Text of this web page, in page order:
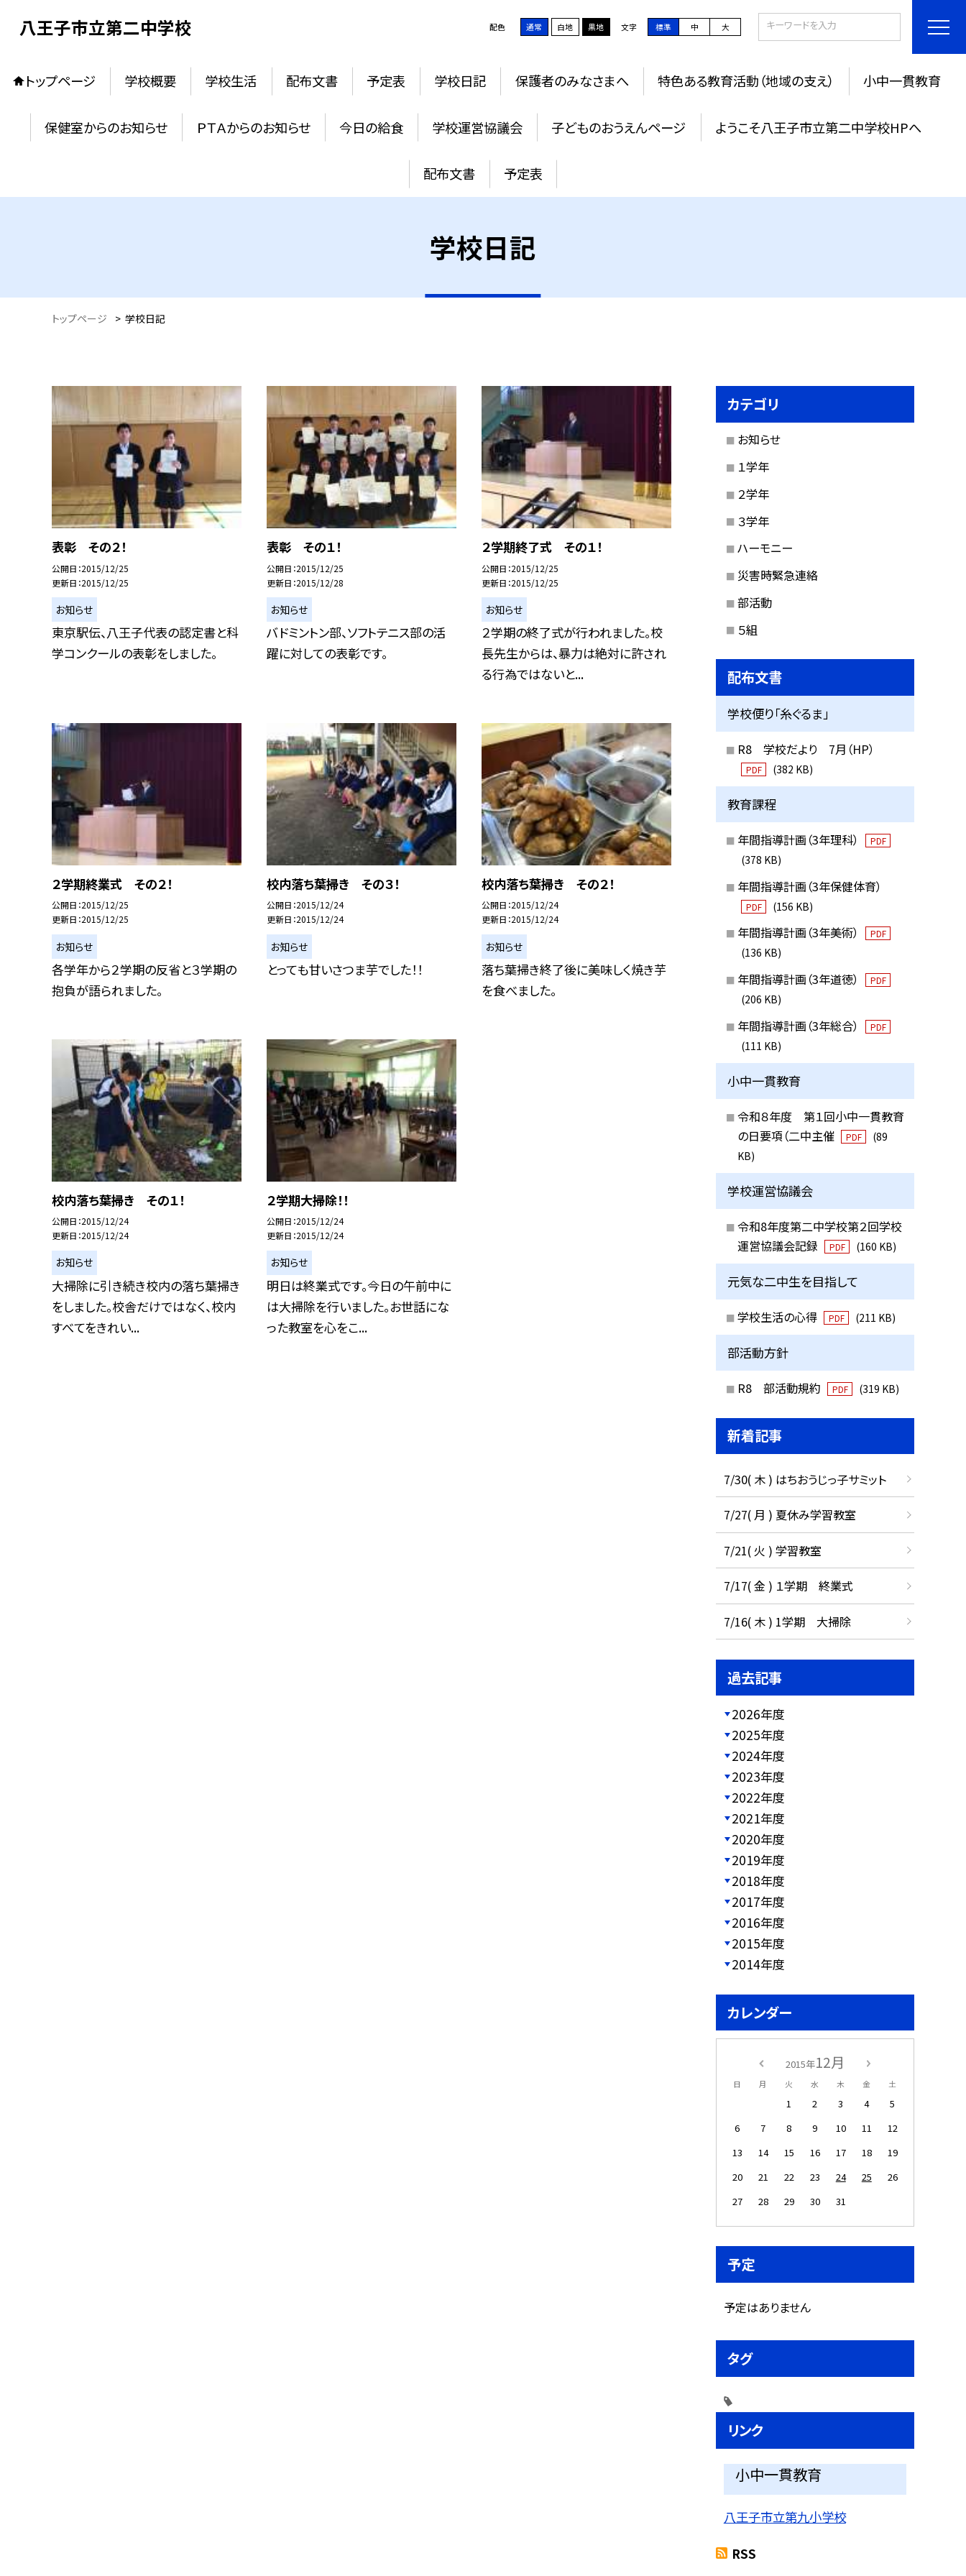
八王子市立第二中学校 配色 通常 白地 黒地 文字 標準 中 大
トップページ 学校概要 学校生活 配布文書 予定表 学校日記 保護者のみなさまへ 特色ある教育活動（地域の支え） 小中一貫教育
保健室からのお知らせ ＰＴＡからのお知らせ 今日の給食 学校運営協議会 子どものおうえんページ ようこそ八王子市立第二中学校HPへ
配布文書 予定表
学校日記
トップページ > 学校日記
表彰 その２！
公開日 2015/12/25
更新日 2015/12/25
お知らせ
東京駅伝、八王子代表の認定書と科
学コンクールの表彰をしました。
表彰 その１！
公開日 2015/12/25
更新日 2015/12/28
お知らせ
バドミントン部、ソフトテニス部の活
躍に対しての表彰です。
２学期終了式 その１！
公開日 2015/12/25
更新日 2015/12/25
お知らせ
２学期の終了式が行われました。校
長先生からは、暴力は絶対に許され
る行為ではないと...
２学期終業式 その２！
公開日 2015/12/25
更新日 2015/12/25
お知らせ
各学年から２学期の反省と３学期の
抱負が語られました。
校内落ち葉掃き その３！
公開日 2015/12/24
更新日 2015/12/24
お知らせ
とっても甘いさつま芋でした！！
校内落ち葉掃き その２！
公開日 2015/12/24
更新日 2015/12/24
お知らせ
落ち葉掃き終了後に美味しく焼き芋
を食べました。
校内落ち葉掃き その１！
公開日 2015/12/24
更新日 2015/12/24
お知らせ
大掃除に引き続き校内の落ち葉掃き
をしました。校舎だけではなく、校内
すべてをきれい...
２学期大掃除！！
公開日 2015/12/24
更新日 2015/12/24
お知らせ
明日は終業式です。今日の午前中に
は大掃除を行いました。お世話にな
った教室を心をこ...
カテゴリ
お知らせ
１学年
２学年
３学年
ハーモニー
災害時緊急連絡
部活動
５組
配布文書
学校便り「糸ぐるま」
R8 学校だより 7月（HP）
PDF (382 KB)
教育課程
年間指導計画（3年理科） PDF
(378 KB)
年間指導計画（3年保健体育）
PDF (156 KB)
年間指導計画（3年美術） PDF
(136 KB)
年間指導計画（3年道徳） PDF
(206 KB)
年間指導計画（3年総合） PDF
(111 KB)
小中一貫教育
令和８年度 第１回小中一貫教育
の日要項（二中主催
PDF
(89
KB)
学校運営協議会
令和8年度第二中学校第２回学校
運営協議会記録
PDF (160 KB)
元気な二中生を目指して
学校生活の心得 PDF (211 KB)
部活動方針
R8 部活動規約 PDF (319 KB)
新着記事
7/30( 木 ) はちおうじっ子サミット
7/27( 月 ) 夏休み学習教室
7/21( 火 ) 学習教室
7/17( 金 ) １学期 終業式
7/16( 木 ) 1学期 大掃除
過去記事
2026年度
2025年度
2024年度
2023年度
2022年度
2021年度
2020年度
2019年度
2018年度
2017年度
2016年度
2015年度
2014年度
カレンダー
2015年12月
日 月 火 水 木 金 土
1 2 3 4
5
6
7 8 9 10 11
12
13
14 15 16 17 18
19
20
21 22 23 24 25
26
27
28 29 30 31
予定
予定はありません
タグ
リンク
小中一貫教育
八王子市立第九小学校
RSS